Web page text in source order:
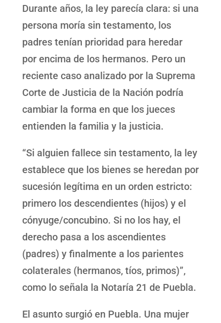
Durante años, la ley parecía clara: si una
persona moría sin testamento, los
padres tenían prioridad para heredar
por encima de los hermanos. Pero un
reciente caso analizado por la Suprema
Corte de Justicia de la Nación podría
cambiar la forma en que los jueces
entienden la familia y la justicia.
“Si alguien fallece sin testamento, la ley
establece que los bienes se heredan por
sucesión legítima en un orden estricto:
primero los descendientes (hijos) y el
cónyuge/concubino. Si no los hay, el
derecho pasa a los ascendientes
(padres) y finalmente a los parientes
colaterales (hermanos, tíos, primos)”,
como lo señala la Notaría 21 de Puebla.
El asunto surgió en Puebla. Una mujer